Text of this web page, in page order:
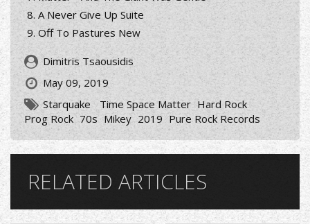
A Never Give Up Suite
Off To Pastures New
Dimitris Tsaousidis
May 09, 2019
Starquake ‎
Time Space Matter Hard Rock
Prog Rock 70s Mikey 2019 Pure Rock Records
RELATED ARTICLES